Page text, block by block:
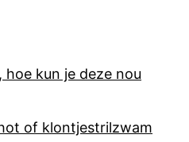
hoe kun je deze nou
of klontjestrilzwam